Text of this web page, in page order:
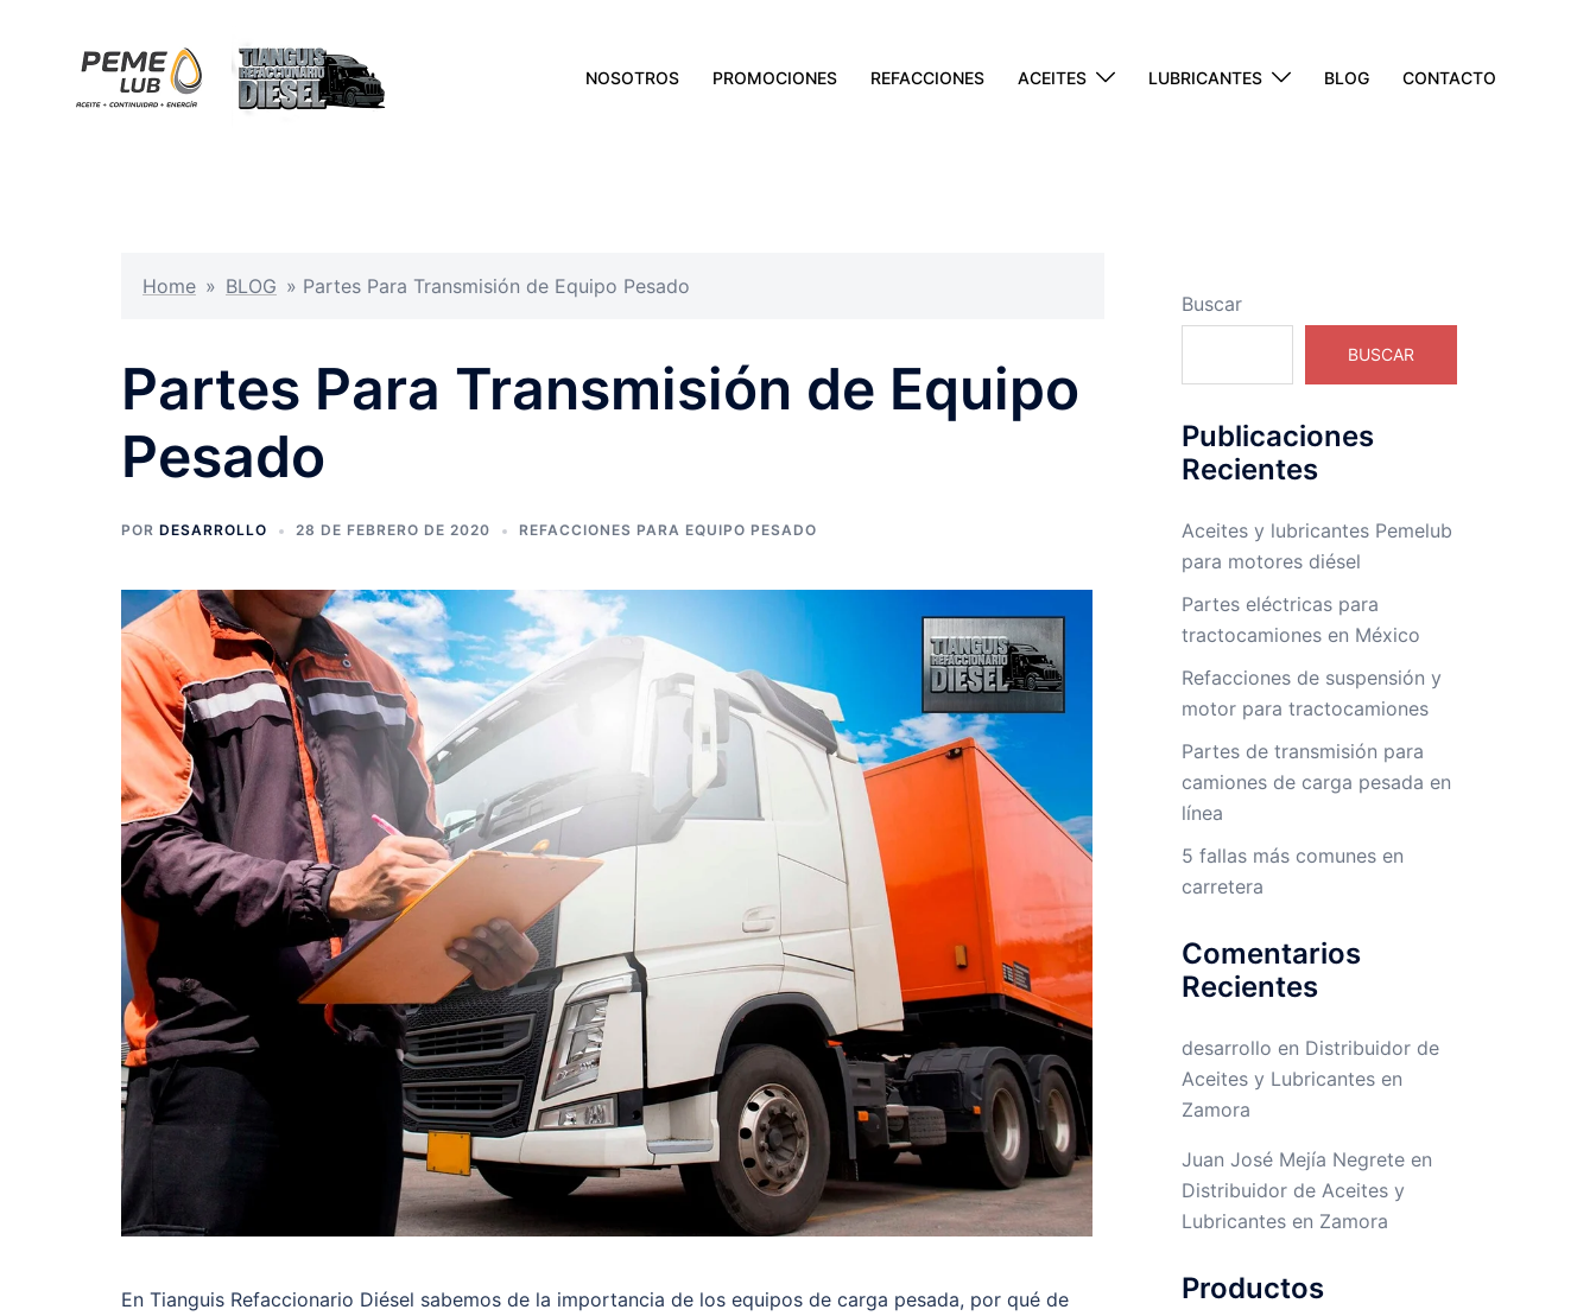
contenido
NOSOTROS PROMOCIONES REFACCIONES ACEITES LUBRICANTES BLOG CONTACTO
Home » BLOG » Partes Para Transmisión de Equipo Pesado
Partes Para Transmisión de Equipo
Pesado
POR DESARROLLO 28 DE FEBRERO DE 2020 REFACCIONES PARA EQUIPO PESADO
En Tianguis Refaccionario Diésel sabemos de la importancia de los equipos de carga pesada, por qué de
Buscar
BUSCAR
Publicaciones
Recientes
Aceites y lubricantes Pemelub
para motores diésel
Partes eléctricas para
tractocamiones en México
Refacciones de suspensión y
motor para tractocamiones
Partes de transmisión para
camiones de carga pesada en
línea
5 fallas más comunes en
carretera
Comentarios
Recientes
desarrollo en Distribuidor de
Aceites y Lubricantes en
Zamora
Juan José Mejía Negreteen
Distribuidor de Aceites y
Lubricantes en Zamora
Productos